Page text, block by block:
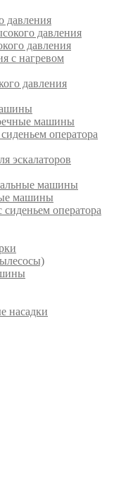
давления
давления
давления
с нагревом
давления
машины
оператора
эскалаторов
машины
машины
оператора
насадки